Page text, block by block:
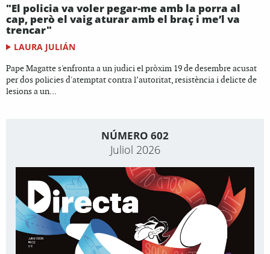
"El policia va voler pegar-me amb la porra al
cap, però el vaig aturar amb el braç i me’l va
trencar"
LAURA JULIÁN
Pape Magatte s'enfronta a un judici el pròxim 19 de desembre acusat
per dos policies d'atemptat contra l’autoritat, resistència i delicte de
lesions a un...
NÚMERO 602
Juliol 2026